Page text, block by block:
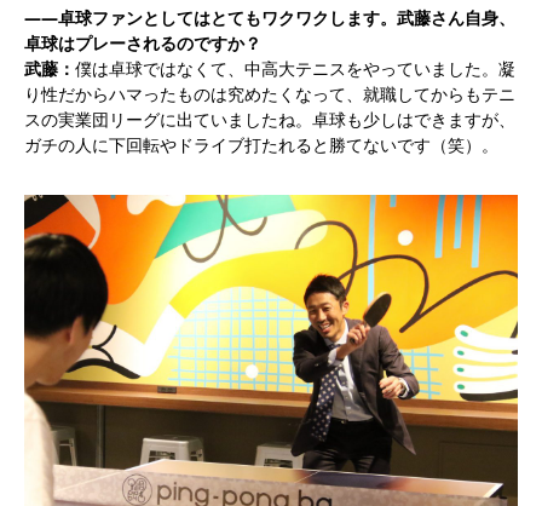
――卓球ファンとしてはとてもワクワクします。武藤さん自身、
卓球はプレーされるのですか？
武藤： 僕は卓球ではなくて、中高大テニスをやっていました。凝
り性だからハマったものは究めたくなって、就職してからもテニ
スの実業団リーグに出ていましたね。卓球も少しはできますが、
ガチの人に下回転やドライブ打たれると勝てないです（笑）。